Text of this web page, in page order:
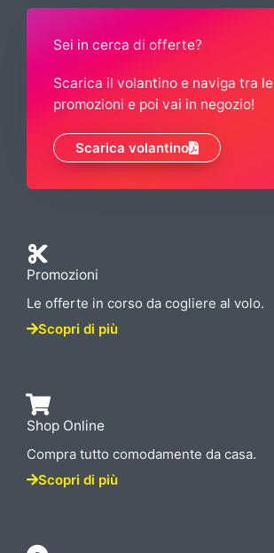
Sei in cerca di offerte?
Scarica il volantino e naviga tra le
promozioni e poi vai in negozio!
Scarica volantino
Promozioni
Le offerte in corso da cogliere al volo.
Scopri di più
Shop Online
Compra tutto comodamente da casa.
Scopri di più